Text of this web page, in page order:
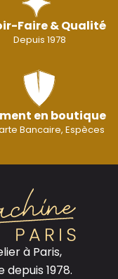
Faire & Qualité
Depuis 1978
en boutique
Bancaire, Espèces
à Paris,
1978.